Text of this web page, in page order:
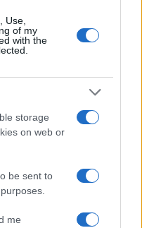
Use,
of my
with the
storage
on web or
be sent to
me